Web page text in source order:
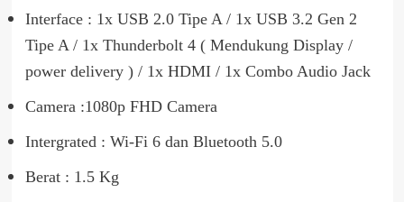
Interface : 1x USB 2.0 Tipe A / 1x USB 3.2 Gen 2
Tipe A / 1x Thunderbolt 4 ( Mendukung Display /
power delivery ) / 1x HDMI / 1x Combo Audio Jack
Camera :1080p FHD Camera
Intergrated : Wi-Fi 6 dan Bluetooth 5.0
Berat : 1.5 Kg